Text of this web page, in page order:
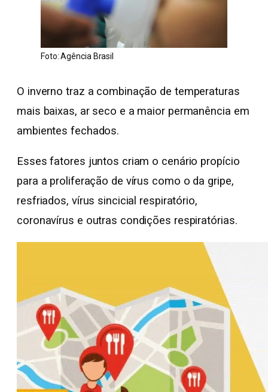
Foto: Agência Brasil
O inverno traz a combinação de temperaturas
mais baixas, ar seco e a maior permanência em
ambientes fechados.
Esses fatores juntos criam o cenário propício
para a proliferação de vírus como o da gripe,
resfriados, vírus sincicial respiratório,
coronavírus e outras condições respiratórias.